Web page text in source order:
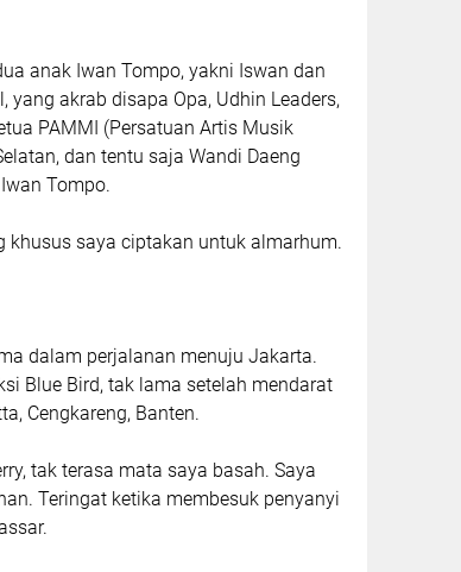
anak Iwan Tompo, yakni Iswan dan
yang akrab disapa Opa, Udhin Leaders,
PAMMI (Persatuan Artis Musik
dan tentu saja Wandi Daeng
Tompo.
khusus saya ciptakan untuk almarhum.
dalam perjalanan menuju Jakarta.
Blue Bird, tak lama setelah mendarat
Cengkareng, Banten.
tak terasa mata saya basah. Saya
Teringat ketika membesuk penyanyi